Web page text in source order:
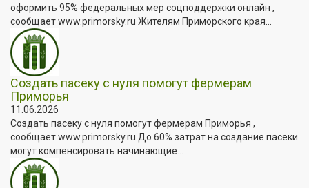
оформить 95% федеральных мер соцподдержки онлайн ,
сообщает www.primorsky.ru Жителям Приморского края...
Создать пасеку с нуля помогут фермерам
Приморья
11.06.2026
Создать пасеку с нуля помогут фермерам Приморья ,
сообщает www.primorsky.ru До 60% затрат на создание пасеки
могут компенсировать начинающие...